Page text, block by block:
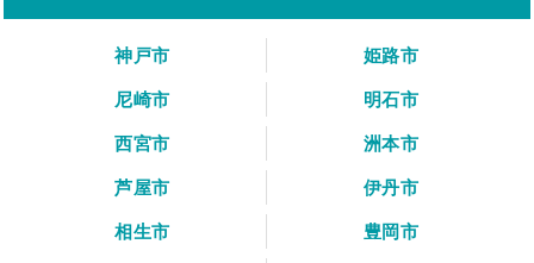
神戸市
姫路市
尼崎市
明石市
西宮市
洲本市
芦屋市
伊丹市
相生市
豊岡市